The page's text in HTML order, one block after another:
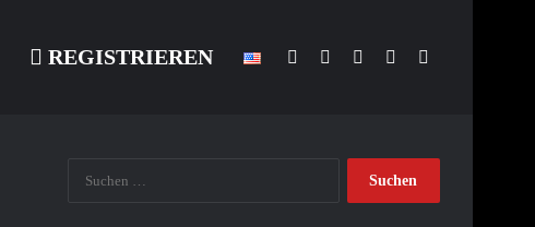
REGISTRIEREN FacebookYouTubeAnmeldenSkin umschalten